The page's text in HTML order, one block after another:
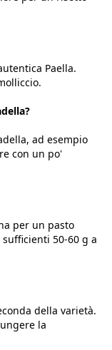
Paella.
ad esempio
con un po'
per un pasto
50-60 g a
della varietà.
la